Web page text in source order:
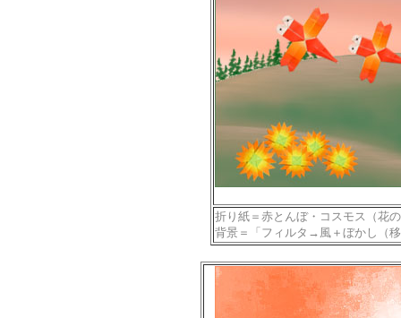
折り紙＝赤とんぼ・コスモス（花
背景＝「フィルタ→風＋ぼかし（